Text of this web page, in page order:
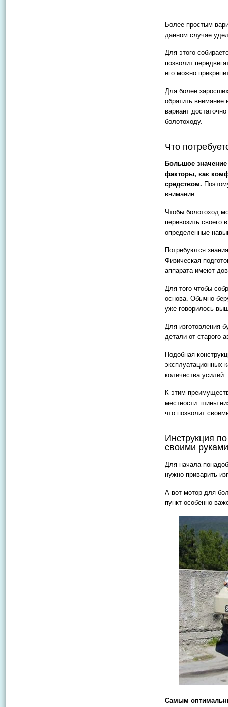
Более простым
данном случае
Для этого
позволит
его можно
Для более
обратить внимание
вариант
болотоходу.
Что
Большое
факторы, как
средством.
внимание.
Чтобы болотоход
перевозить своего
определенные
Потребуются
Физическая
аппарата имеют
Для того чтобы
основа. Обычно
уже говорилось
Для изготовления
детали от старого
Подобная
эксплуатационных
количества усилий.
К этим
местности: шины
что позволит
Инструкция
своими руками
Для начала
нужно приварить
А вот мотор для
пункт особенно
Самым